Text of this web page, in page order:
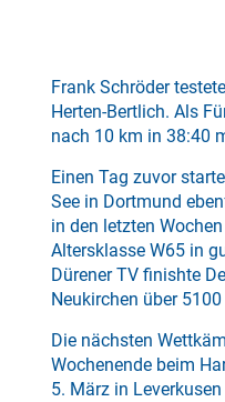
Frank Schröder
Herten-Bertlich. Als
nach 10 km in 38:40
Einen Tag zuvor
See in Dortmund
in den letzten
Altersklasse W65 in
Dürener TV finishte
Neukirchen über
Die nächsten
Wochenende beim
5. März in